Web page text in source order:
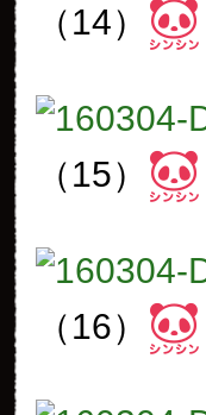
（14）
（15）
（16）